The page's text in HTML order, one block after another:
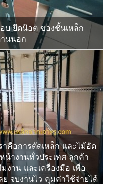
บ ยึดน๊อต ของชั้นเหล็ก
านนอก
าคือการตัดเหล็ก และไม้อัด
น้างานทั่วประเทศ ลูกค้า
มงาน และเครื่องมือ เพื่อ
ย จบงานไว คุมค่าใช้จ่ายได้